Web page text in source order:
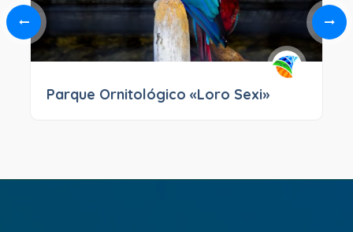
Parque Ornitológico «Loro Sexi»